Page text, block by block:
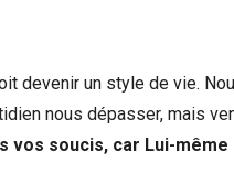
devenir un style de vie.
nous dépasser, mais
vos soucis, car Lui-même